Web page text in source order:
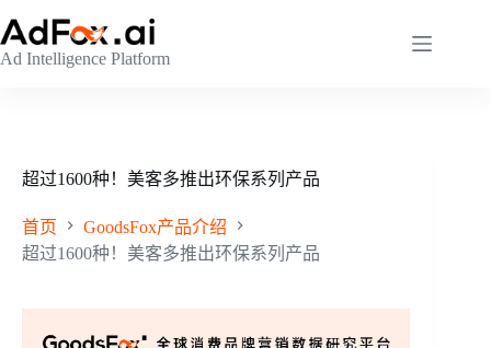
至
内
Ad Intelligence Platform
超过1600种！美客多推出环保系列产品
首页
GoodsFox产品介绍
超过1600种！美客多推出环保系列产品